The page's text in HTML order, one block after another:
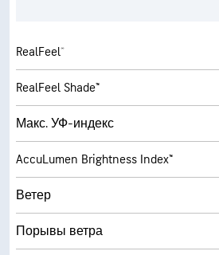
RealFeel®
RealFeel Shade™
Макс. УФ-индекс
AccuLumen Brightness Index™
Ветер
Порывы ветра